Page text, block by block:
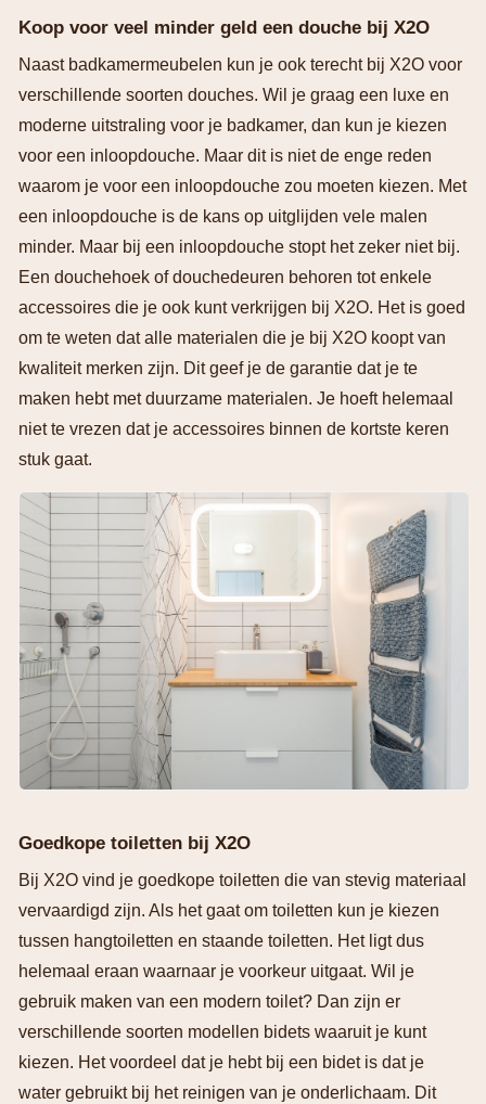
Koop voor veel minder geld een douche bij X2O
Naast badkamermeubelen kun je ook terecht bij X2O voor
verschillende soorten douches. Wil je graag een luxe en
moderne uitstraling voor je badkamer, dan kun je kiezen
voor een inloopdouche. Maar dit is niet de enge reden
waarom je voor een inloopdouche zou moeten kiezen. Met
een inloopdouche is de kans op uitglijden vele malen
minder. Maar bij een inloopdouche stopt het zeker niet bij.
Een douchehoek of douchedeuren behoren tot enkele
accessoires die je ook kunt verkrijgen bij X2O. Het is goed
om te weten dat alle materialen die je bij X2O koopt van
kwaliteit merken zijn. Dit geef je de garantie dat je te
maken hebt met duurzame materialen. Je hoeft helemaal
niet te vrezen dat je accessoires binnen de kortste keren
stuk gaat.
Goedkope toiletten bij X2O
Bij X2O vind je goedkope toiletten die van stevig materiaal
vervaardigd zijn. Als het gaat om toiletten kun je kiezen
tussen hangtoiletten en staande toiletten. Het ligt dus
helemaal eraan waarnaar je voorkeur uitgaat. Wil je
gebruik maken van een modern toilet? Dan zijn er
verschillende soorten modellen bidets waaruit je kunt
kiezen. Het voordeel dat je hebt bij een bidet is dat je
water gebruikt bij het reinigen van je onderlichaam. Dit